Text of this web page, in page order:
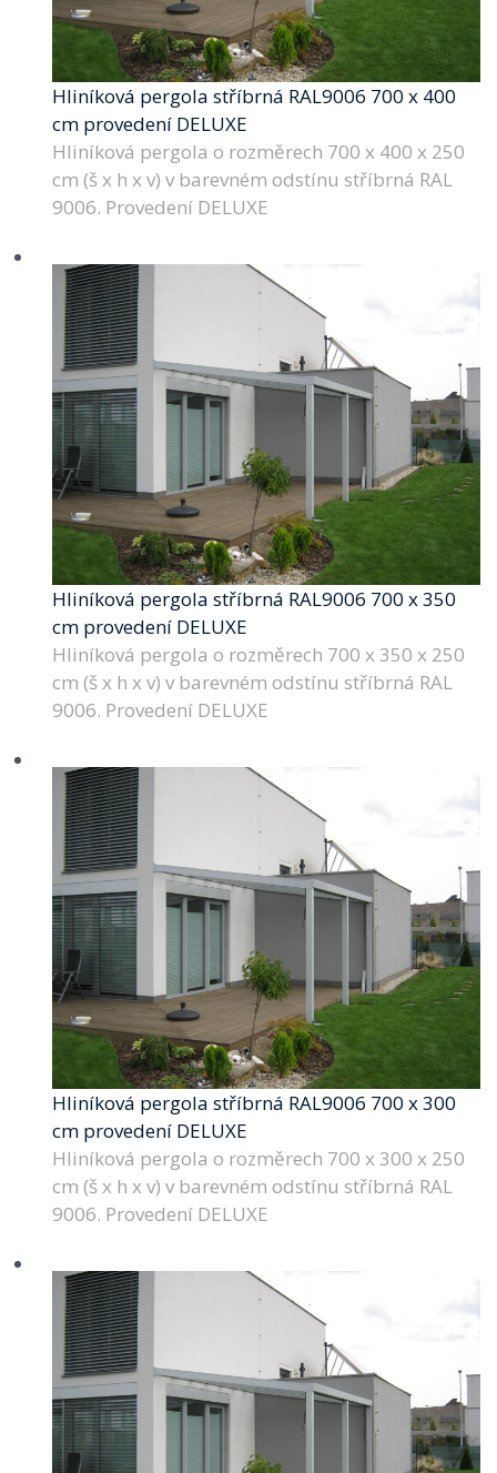
Hliníková pergola stříbrná RAL9006 700 x 400
cm provedení DELUXE
Hliníková pergola o rozměrech 700 x 400 x 250
cm (š x h x v) v barevném odstínu stříbrná RAL
9006. Provedení DELUXE
Hliníková pergola stříbrná RAL9006 700 x 350
cm provedení DELUXE
Hliníková pergola o rozměrech 700 x 350 x 250
cm (š x h x v) v barevném odstínu stříbrná RAL
9006. Provedení DELUXE
Hliníková pergola stříbrná RAL9006 700 x 300
cm provedení DELUXE
Hliníková pergola o rozměrech 700 x 300 x 250
cm (š x h x v) v barevném odstínu stříbrná RAL
9006. Provedení DELUXE